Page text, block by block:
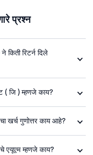
प्रश्न
किती रिटर्न दिले
( जि ) म्हणजे काय?
खर्च गुणोत्तर काय आहे?
एयूएम म्हणजे काय?